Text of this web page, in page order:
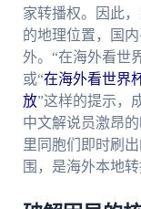
家转播权。因此
的地理位置，国
外。“在海外看世
或“在海外看世界
放”这样的提示，
中文解说员激昂
里同胞们即时刷
围，是海外本地转